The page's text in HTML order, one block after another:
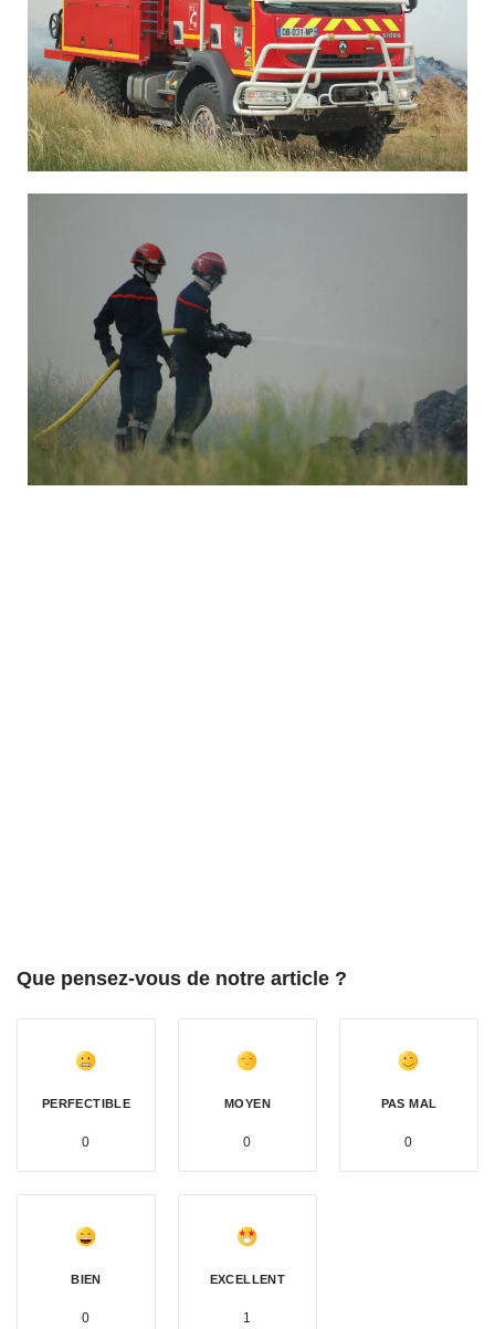
Que pensez-vous de notre article ?
PERFECTIBLE
0
MOYEN
0
PAS MAL
0
BIEN
0
EXCELLENT
1